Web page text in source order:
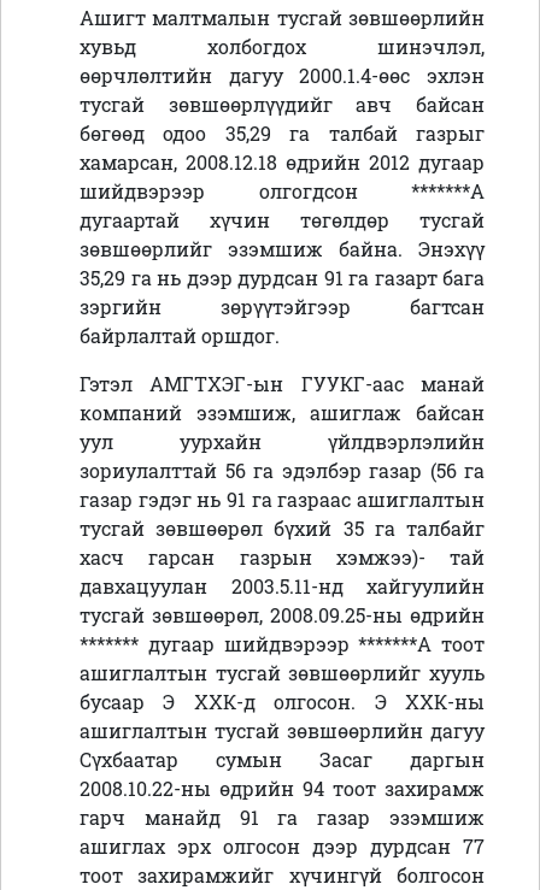
Ашигт малтмалын тусгай зөвшөөрлийн
хувьд холбогдох шинэчлэл,
өөрчлөлтийн дагуу 2000.1.4-өөс эхлэн
тусгай зөвшөөрлүүдийг авч байсан
бөгөөд одоо 35,29 га талбай газрыг
хамарсан, 2008.12.18 өдрийн 2012 дугаар
шийдвэрээр олгогдсон *******А
дугаартай хүчин төгөлдөр тусгай
зөвшөөрлийг эзэмшиж байна. Энэхүү
35,29 га нь дээр дурдсан 91 га газарт бага
зэргийн зөрүүтэйгээр багтсан
байрлалтай оршдог.
Гэтэл АМГТХЭГ-ын ГУУКГ-аас манай
компаний эзэмшиж, ашиглаж байсан
уул уурхайн үйлдвэрлэлийн
зориулалттай 56 га эдэлбэр газар (56 га
газар гэдэг нь 91 га газраас ашиглалтын
тусгай зөвшөөрөл бүхий 35 га талбайг
хасч гарсан газрын хэмжээ)- тай
давхацуулан 2003.5.11-нд хайгуулийн
тусгай зөвшөөрөл, 2008.09.25-ны өдрийн
******* дугаар шийдвэрээр *******А тоот
ашиглалтын тусгай зөвшөөрлийг хууль
бусаар Э ХХК-д олгосон. Э ХХК-ны
ашиглалтын тусгай зөвшөөрлийн дагуу
Сүхбаатар сумын Засаг даргын
2008.10.22-ны өдрийн 94 тоот захирамж
гарч манайд 91 га газар эзэмшиж
ашиглах эрх олгосон дээр дурдсан 77
тоот захирамжийг хүчингүй болгосон